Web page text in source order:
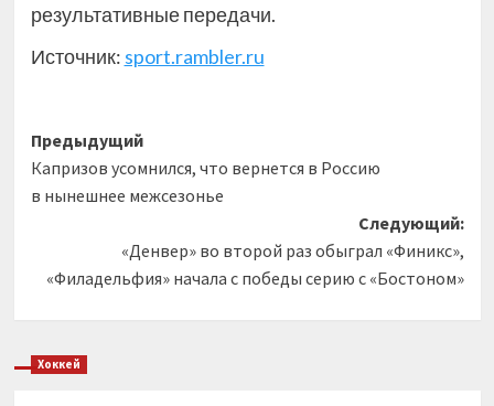
результативные передачи.
Источник: sport.rambler.ru
Навигация
записи
Предыдущий
Капризов усомнился, что вернется в Россию
в нынешнее межсезонье
Следующий:
«Денвер» во второй раз обыграл «Финикс»,
«Филадельфия» начала с победы серию с «Бостоном»
Хоккей